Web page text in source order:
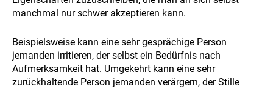
manchmal nur schwer akzeptieren kann.
Beispielsweise kann eine sehr gesprächige Person
jemanden irritieren, der selbst ein Bedürfnis nach
Aufmerksamkeit hat. Umgekehrt kann eine sehr
zurückhaltende Person jemanden verärgern, der Stille